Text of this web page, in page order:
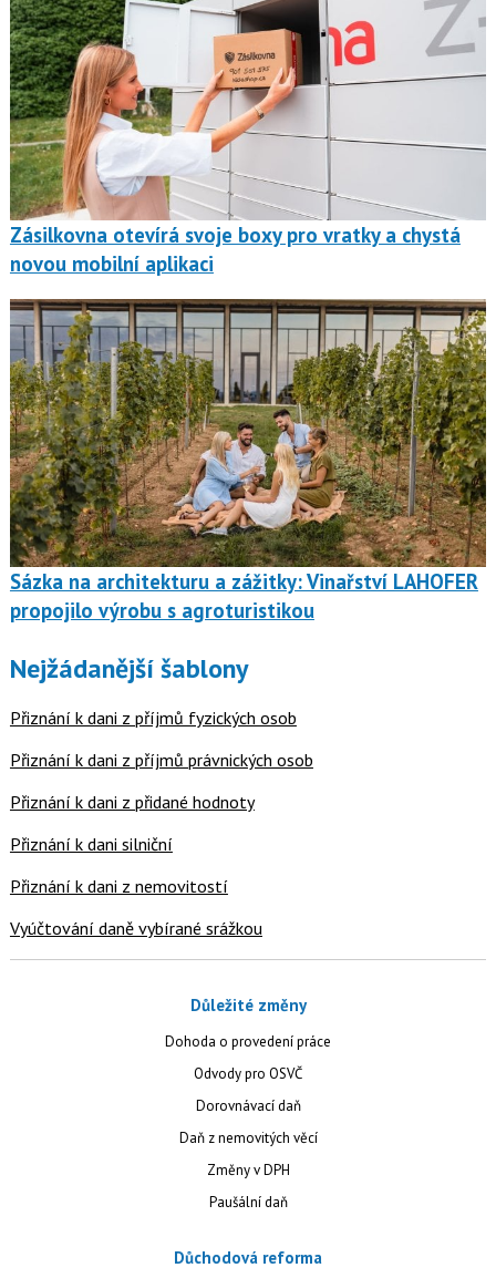
Zásilkovna otevírá svoje boxy pro vratky a chystá
novou mobilní aplikaci
Sázka na architekturu a zážitky: Vinařství LAHOFER
propojilo výrobu s agroturistikou
Nejžádanější šablony
Přiznání k dani z příjmů fyzických osob
Přiznání k dani z příjmů právnických osob
Přiznání k dani z přidané hodnoty
Přiznání k dani silniční
Přiznání k dani z nemovitostí
Vyúčtování daně vybírané srážkou
Důležité změny
Dohoda o provedení práce
Odvody pro OSVČ
Dorovnávací daň
Daň z nemovitých věcí
Změny v DPH
Paušální daň
Důchodová reforma